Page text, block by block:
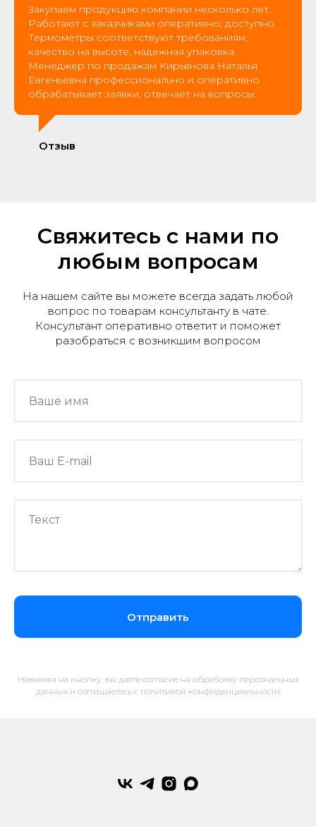
Закупаем продукцию компании несколько лет.
Работают с заказчиками оперативно, доступно.
Термометры соответствуют требованиям,
качество на высоте, надежная упаковка.
Менеджер по продажам Кирьянова Наталья
Евгеньевна профессионально и оперативно
обрабатывает заявки, отвечает на вопросы.
Отзыв
Свяжитесь с нами по
любым вопросам
На нашем сайте вы можете всегда задать любой
вопрос по товарам консультанту в чате.
Консультант оперативно ответит и поможет
разобраться с возникшим вопросом
Отправить
Нажимая на кнопку, вы даете согласие на обработку персональных
данных и соглашаетесь c политикой конфиденциальности